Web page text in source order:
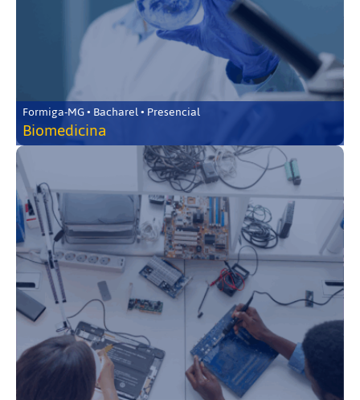
Formiga-MG • Bacharel • Presencial
Biomedicina